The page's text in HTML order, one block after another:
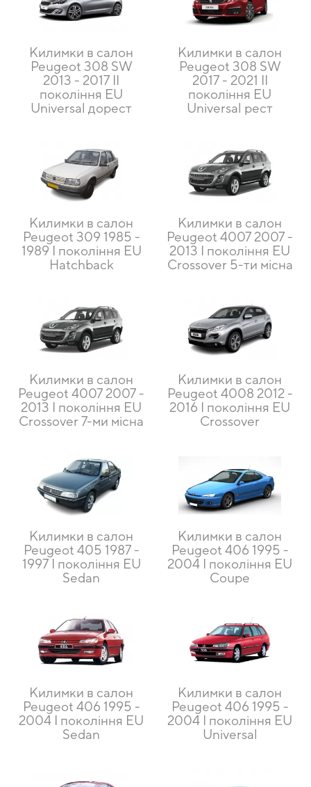
Килимки в салон
Peugeot 308 SW
2013 - 2017 II
покоління EU
Universal дорест
Килимки в салон
Peugeot 308 SW
2017 - 2021 II
покоління EU
Universal рест
Килимки в салон
Peugeot 309 1985 -
1989 I покоління EU
Hatchback
Килимки в салон
Peugeot 4007 2007 -
2013 I покоління EU
Crossover 5-ти місна
Килимки в салон
Peugeot 4007 2007 -
2013 I покоління EU
Crossover 7-ми місна
Килимки в салон
Peugeot 4008 2012 -
2016 I покоління EU
Crossover
Килимки в салон
Peugeot 405 1987 -
1997 I покоління EU
Sedan
Килимки в салон
Peugeot 406 1995 -
2004 I покоління EU
Coupe
Килимки в салон
Peugeot 406 1995 -
2004 I покоління EU
Sedan
Килимки в салон
Peugeot 406 1995 -
2004 I покоління EU
Universal